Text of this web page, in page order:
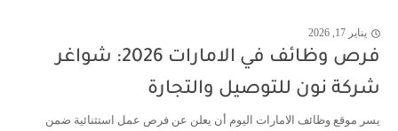
يناير 17, 2026
فرص وظائف في الامارات 2026: شواغر
شركة نون للتوصيل والتجارة
يسر موقع وظائف الامارات اليوم أن يعلن عن فرص عمل استثنائية ضمن